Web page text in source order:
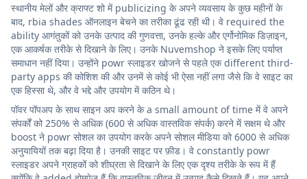
स्थानीय मेलों और क्राफ्ट शो में publicizing के अपने व्यवसाय के कुछ महीनों के
बाद, rbia shades ऑनलाइन बेचने का तरीका ढूंढ रही थी। वे required the
ability आगंतुकों को उनके उत्पाद की गुणवत्ता, उनके हल्के और एर्गोनोमिक डिज़ाइन,
एक आकर्षक तरीके से दिखाने के लिए। उनके Nuvemshop ने इसके लिए पर्याप्त
समाधान नहीं दिया। उन्होंने powr स्लाइडर खोजने से पहले एक different third-
party apps की कोशिश की और उनमें से कोई भी ऐसा नहीं लगा जैसे कि वे साइट का
एक हिस्सा थे, और वे भद्दे और उपयोग में कठिन थे।
पॉवर पॉपअप के साथ साइन अप करने के a small amount of time में वे अपने
संपर्कों को 250% से अधिक (600 से अधिक वास्तविक संपर्क) करने में सक्षम थे और
boost ने powr सोशल का उपयोग करके अपने सोशल मीडिया को 6000 से अधिक
अनुयायियों तक बढ़ा दिया है। उनकी साइट पर फ़ीड। वे constantly powr
स्लाइडर अपने ग्राहकों को शीघ्रता से दिखाने के लिए एक दृश्य तरीके के रूप में हैं